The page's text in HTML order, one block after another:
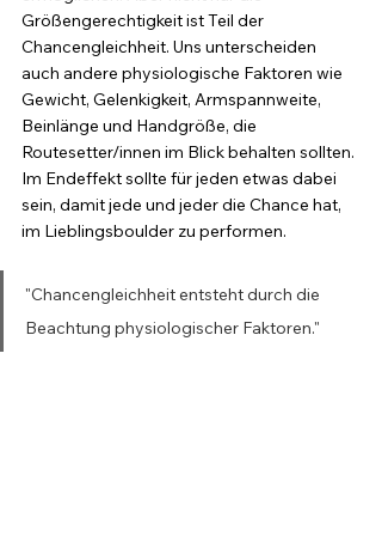
Größengerechtigkeit ist Teil der
Chancengleichheit. Uns unterscheiden
auch andere physiologische Faktoren wie
Gewicht, Gelenkigkeit, Armspannweite,
Beinlänge und Handgröße, die
Routesetter/innen im Blick behalten sollten.
Im Endeffekt sollte für jeden etwas dabei
sein, damit jede und jeder die Chance hat,
im Lieblingsboulder zu performen.
"Chancengleichheit entsteht durch die
Beachtung physiologischer Faktoren."